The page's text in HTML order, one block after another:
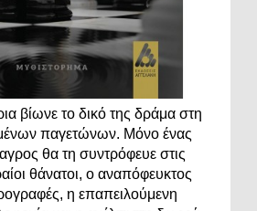
βίωνε το δικό της δράμα στη
παγετώνων. Μόνο ένας
θα τη συντρόφευε στις
θάνατοι, ο αναπόφευκτος
η επαπειλούμενη